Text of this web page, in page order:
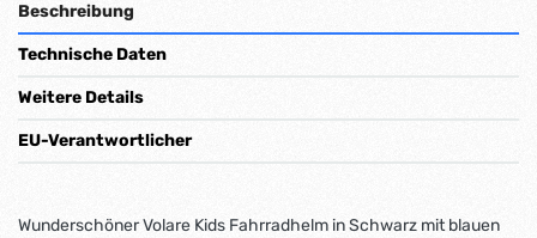
Beschreibung
Technische Daten
Weitere Details
EU-Verantwortlicher
Wunderschöner Volare Kids Fahrradhelm in Schwarz mit blauen